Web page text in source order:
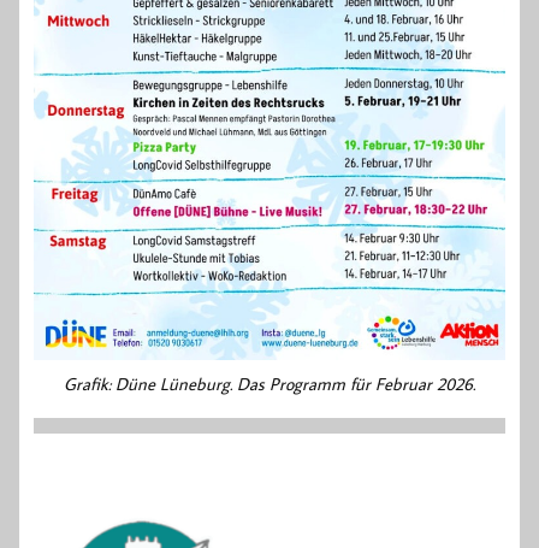
Grafik: Düne Lüneburg. Das Programm für Februar 2026.